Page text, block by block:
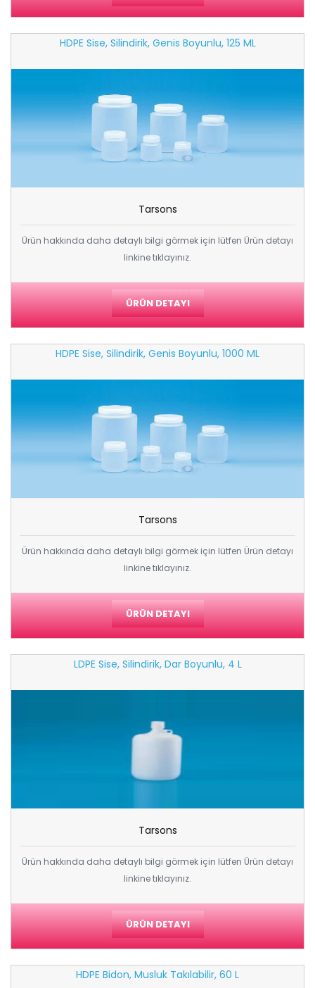
HDPE Sise, Silindirik, Genis Boyunlu, 125 ML
Tarsons
Ürün hakkında daha detaylı bilgi görmek için lütfen Ürün detayı
linkine tıklayınız.
ÜRÜN DETAYI
HDPE Sise, Silindirik, Genis Boyunlu, 1000 ML
Tarsons
Ürün hakkında daha detaylı bilgi görmek için lütfen Ürün detayı
linkine tıklayınız.
ÜRÜN DETAYI
LDPE Sise, Silindirik, Dar Boyunlu, 4 L
Tarsons
Ürün hakkında daha detaylı bilgi görmek için lütfen Ürün detayı
linkine tıklayınız.
ÜRÜN DETAYI
HDPE Bidon, Musluk Takılabilir, 60 L